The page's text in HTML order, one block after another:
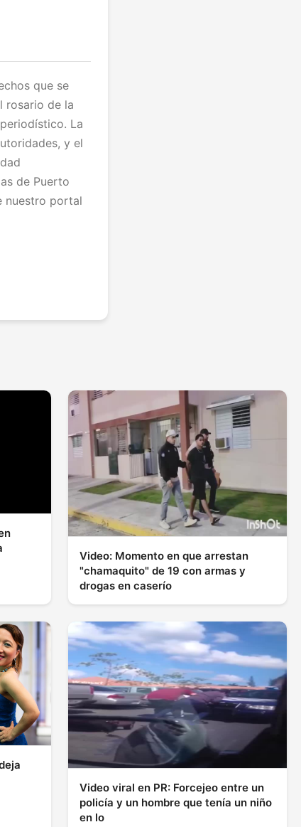
que se
rosario de la
La
y el
de Puerto
nuestro portal
Video: Momento en que arrestan
"chamaquito" de 19 con armas y
drogas en caserío
Video viral en PR: Forcejeo entre un
policía y un hombre que tenía un niño
en lo